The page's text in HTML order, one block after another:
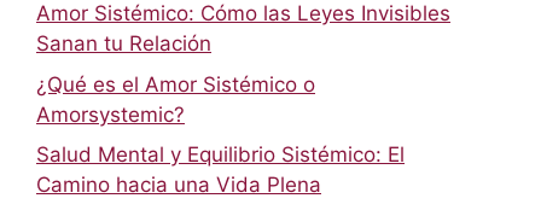
Amor Sistémico: Cómo las Leyes Invisibles
Sanan tu Relación
¿Qué es el Amor Sistémico o
Amorsystemic?
Salud Mental y Equilibrio Sistémico: El
Camino hacia una Vida Plena